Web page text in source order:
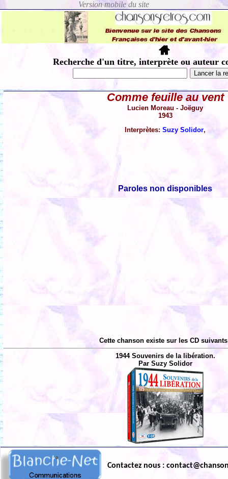
Recherche d'un titre, interprète ou auteur
Comme feuille au vent
Lucien Moreau - Joëguy
1943
Interprètes:Suzy Solidor,
Paroles non disponibles
Cette chanson existe sur les CD
1944 Souvenirs de la libération.
Par Suzy Solidor
Contactez nous :